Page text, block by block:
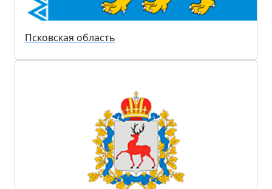
Псковская область